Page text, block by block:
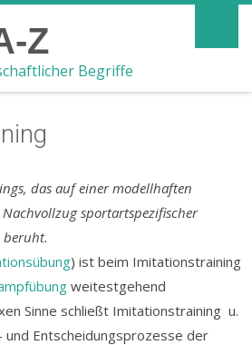
Z
Begriffe
das auf einer modellhaften
sportartspezifischer
) ist beim Imitationstraining
weitestgehend
Sinne schließt Imitationstraining u.
und Entscheidungsprozesse der